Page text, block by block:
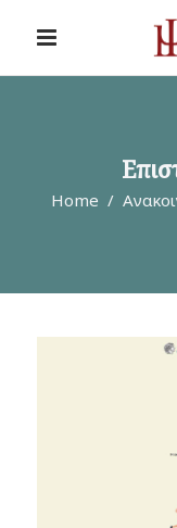
Home /